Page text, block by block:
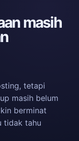
masih
tetapi
masih belum
berminat
tidak tahu